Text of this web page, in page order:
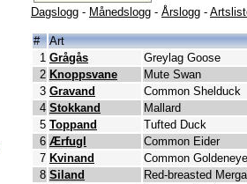
Dagslogg - Månedslogg - Årslogg -
# Art
1 Grågås Greylag Goose
2 Knoppsvane Mute Swan
3 Gravand Common Shelduck
4 Stokkand Mallard
5 Toppand Tufted Duck
6 Ærfugl Common Eider
7 Kvinand Common Goldeneye
8 Siland Red-breasted